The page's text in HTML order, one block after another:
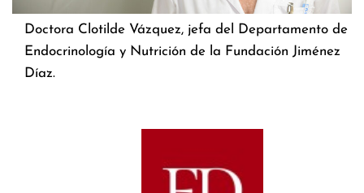
Doctora Clotilde Vázquez, jefa del Departamento de
Endocrinología y Nutrición de la Fundación Jiménez
Díaz.